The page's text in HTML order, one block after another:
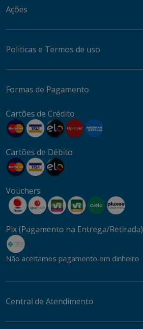
Ações
Politicas e Termos de uso
Formas de Pagamento
Cartões de Crédito
Cartões de Débito
Vouchers
Pix (Pagamento na Entrega/Retirada)
Não aceitamos pagamento em dinheiro
Central de Atendimento